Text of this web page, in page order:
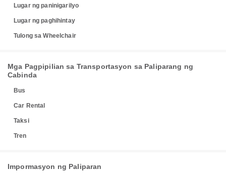
Lugar ng paninigarilyo
Lugar ng paghihintay
Tulong sa Wheelchair
Mga Pagpipilian sa Transportasyon sa Paliparang ng
Cabinda
Bus
Car Rental
Taksi
Tren
Impormasyon ng Paliparan